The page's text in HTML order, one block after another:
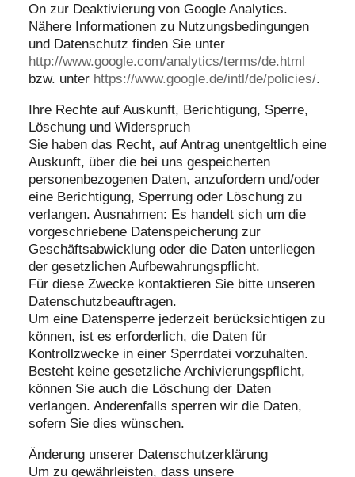
On zur Deaktivierung von Google Analytics.
Nähere Informationen zu Nutzungsbedingungen
und Datenschutz finden Sie unter
http://www.google.com/analytics/terms/de.html
bzw. unter https://www.google.de/intl/de/policies/.
Ihre Rechte auf Auskunft, Berichtigung, Sperre,
Löschung und Widerspruch
Sie haben das Recht, auf Antrag unentgeltlich eine
Auskunft, über die bei uns gespeicherten
personenbezogenen Daten, anzufordern und/oder
eine Berichtigung, Sperrung oder Löschung zu
verlangen. Ausnahmen: Es handelt sich um die
vorgeschriebene Datenspeicherung zur
Geschäftsabwicklung oder die Daten unterliegen
der gesetzlichen Aufbewahrungspflicht.
Für diese Zwecke kontaktieren Sie bitte unseren
Datenschutzbeauftragen.
Um eine Datensperre jederzeit berücksichtigen zu
können, ist es erforderlich, die Daten für
Kontrollzwecke in einer Sperrdatei vorzuhalten.
Besteht keine gesetzliche Archivierungspflicht,
können Sie auch die Löschung der Daten
verlangen. Anderenfalls sperren wir die Daten,
sofern Sie dies wünschen.
Änderung unserer Datenschutzerklärung
Um zu gewährleisten, dass unsere